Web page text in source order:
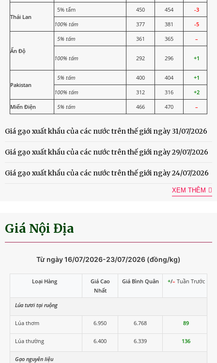
Thái Lan
5% tấm 450 454
-3
100% tấm
377 381 -5
Ấn Độ
5% tấm 361 365 –
100% tấm 292 296 +1
Pakistan
5% tấm 400 404
+1
100% tấm
312 316
+2
Miến Điện
5% tấm 466 470 –
Giá gạo xuất khẩu của các nước trên thế giới ngày 31/07/2026
Giá gạo xuất khẩu của các nước trên thế giới ngày 29/07/2026
Giá gạo xuất khẩu của các nước trên thế giới ngày 24/07/2026
XEM THÊM
Giá Nội Địa
Từ ngày 16/07/2026-23/07/2026 (đồng/kg)
Loại Hàng
Giá Cao
Nhất
Giá Bình Quân +/– Tuần Trước
Lúa tươi tại ruộng
Lúa thơm 6.950 6.768 89
Lúa thường 6.400 6.339 136
Gạo nguyên liệu